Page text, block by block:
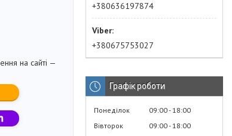
на сайті —
+380636197874
+380675753027
Графік роботи
Понеділок 09:00 18:00
Вівторок
09:00 18:00